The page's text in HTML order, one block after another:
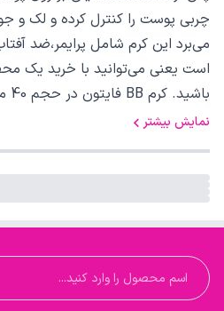
چربی پوست را کنترل کرده و لک و
میبرد این کرم شامل پرایمر،ضد
است یعنی می‌توانید با خرید یک
باشید. کرم BB فایتون در حجم 40 میل تولید و در بازار
نمایش بیشتر